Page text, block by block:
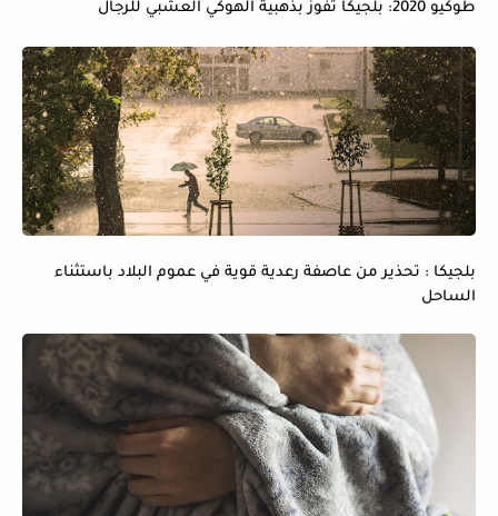
طوكيو 2020: بلجيكا تفوز بذهبية الهوكي العشبي للرجال
بلجيكا : تحذير من عاصفة رعدية قوية في عموم البلاد باستثناء
الساحل